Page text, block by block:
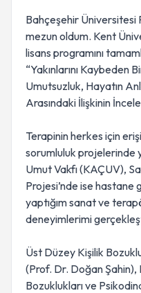
Bahçeşehir Üniversitesi
mezun oldum. Kent
lisans programını
“Yakınlarını Kaybeden
Umutsuzluk, Hayatın
Arasındaki İlişkinin
Terapinin herkes için
sorumluluk projelerinde
Umut Vakfı (KAÇUV),
Projesi’nde ise hastane
yaptığım sanat ve
deneyimlerimi
Üst Düzey Kişilik
(Prof. Dr. Doğan Şahin),
Bozuklukları ve